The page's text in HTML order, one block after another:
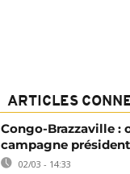
ARTICLES
Congo-Brazzaville :
campagne
02/03 - 14:33